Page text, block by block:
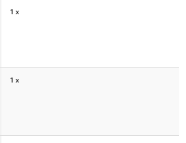
1 x
1 x